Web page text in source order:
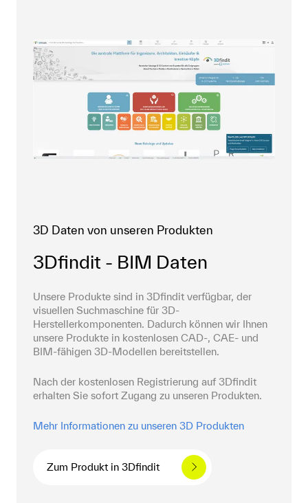
3D Daten von unseren Produkten
3Dfindit - BIM Daten
Unsere Produkte sind in 3Dfindit verfügbar, der
visuellen Suchmaschine für 3D-
Herstellerkomponenten. Dadurch können wir Ihnen
unsere Produkte in kostenlosen CAD-, CAE- und
BIM-fähigen 3D-Modellen bereitstellen.
Nach der kostenlosen Registrierung auf 3Dfindit
erhalten Sie sofort Zugang zu unseren Produkten.
Mehr Informationen zu unseren 3D Produkten
Zum Produkt in 3Dfindit